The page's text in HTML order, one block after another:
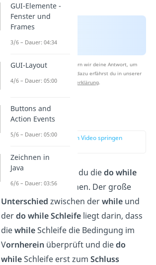
Nach Beantwortung speichern wir deine Antwort, um
Studyflix zu verbessern. Mehr dazu erfährst du in unserer
Datenschutzerklärung
do while Java
zur Stelle im Video springen
Im Folgenden lernst du diedo while
SchleifeinJava kennen. Der große
Unterschied zwischen derwhileund
derdo while Schleifeliegt darin, dass
diewhileSchleife die Bedingung im
Vornherein überprüft und diedo
whileSchleife erst zum Schluss
GUI-Elemente -
Fenster und
Frames
3/6 – Dauer: 04:34
GUI-Layout
4/6 – Dauer: 05:00
Buttons and
Action Events
5/6 – Dauer: 05:00
Zeichnen in
Java
6/6 – Dauer: 03:56